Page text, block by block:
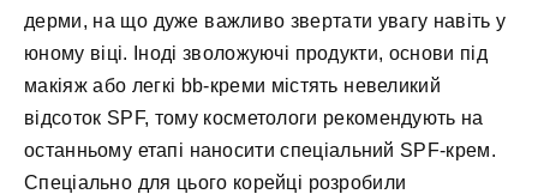
дерми, на що дуже важливо звертати увагу навіть у
юному віці. Іноді зволожуючі продукти, основи під
макіяж або легкі bb-креми містять невеликий
відсоток SPF, тому косметологи рекомендують на
останньому етапі наносити спеціальний SPF-крем.
Спеціально для цього корейці розробили